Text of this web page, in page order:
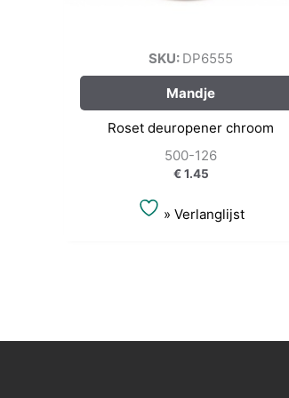
SKU: DP6555
Mandje
Roset deuropener chroom
500-126
€1.45
» Verlanglijst